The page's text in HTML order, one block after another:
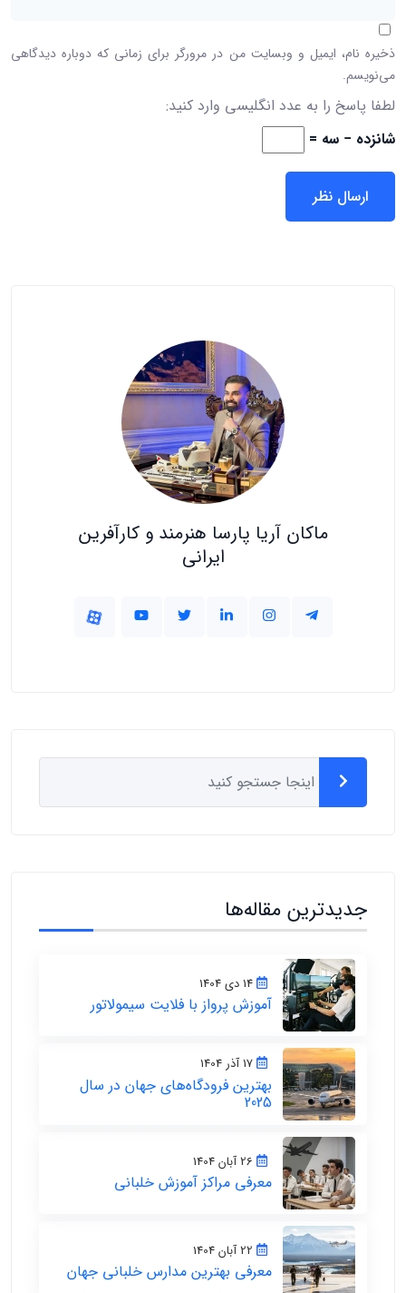
ذخیره نام، ایمیل و وبسایت من در مرورگر برای زمانی که دوباره دیدگاهی
می‌نویسم.
لطفا پاسخ را به عدد انگلیسی وارد کنید:
شانزده − سه =
ماکان آریا پارسا هنرمند و کارآفرین
ایرانی
جدیدترین مقاله‌ها
14 دی 1404
آموزش پرواز با فلایت سیمولاتور
17 آذر 1404
بهترین فرودگاه‌های جهان در سال
2025
معرفی مراکز آموزش خلبانی
معرفی بهترین مدارس خلبانی جهان